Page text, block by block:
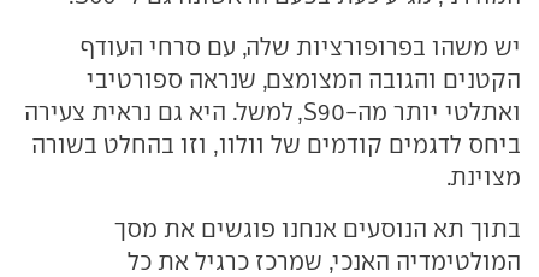
יש משהו בפרופורציות שלה, עם סרחי העודף
הקטנים והגובה המצומצם, שנראה ספורטיבי
ואתלטי יותר מה-S90, למשל. היא גם נראית צעירה
ביחס לדגמים קודמים של וולוו, וזו בהחלט בשורה
מצוינת.
בתוך תא הנוסעים אנחנו פוגשים את מסך
המולטימדיה האנכי, שמרכז כרגיל את כל